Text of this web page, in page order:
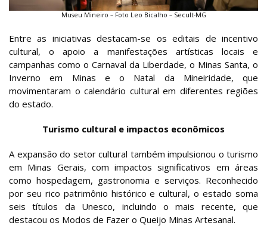
Museu Mineiro – Foto Leo Bicalho – Secult-MG
Entre as iniciativas destacam-se os editais de incentivo
cultural, o apoio a manifestações artísticas locais e
campanhas como o Carnaval da Liberdade, o Minas Santa, o
Inverno em Minas e o Natal da Mineiridade, que
movimentaram o calendário cultural em diferentes regiões
do estado.
Turismo cultural e impactos econômicos
A expansão do setor cultural também impulsionou o turismo
em Minas Gerais, com impactos significativos em áreas
como hospedagem, gastronomia e serviços. Reconhecido
por seu rico patrimônio histórico e cultural, o estado soma
seis títulos da Unesco, incluindo o mais recente, que
destacou os Modos de Fazer o Queijo Minas Artesanal.